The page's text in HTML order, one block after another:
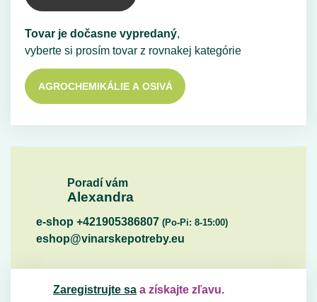
Tovar je dočasne vypredaný,
vyberte si prosím tovar z rovnakej kategórie
AGROCHEMIKÁLIE A OSIVÁ
Poradí vám
Alexandra
e-shop +421905386807 (Po-Pi: 8-15:00)
eshop@vinarskepotreby.eu
Zaregistrujte sa a získajte zľavu.